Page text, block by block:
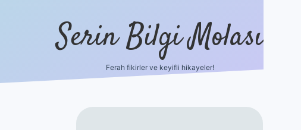
Serin Bilgi Molası
Ferah fikirler ve keyifli hikayeler!
tulipbet sitesi